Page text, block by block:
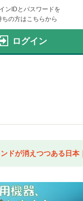
ンIDとパスワードを
ちの方はこちらから
ログイン
ンドが消えつつある日